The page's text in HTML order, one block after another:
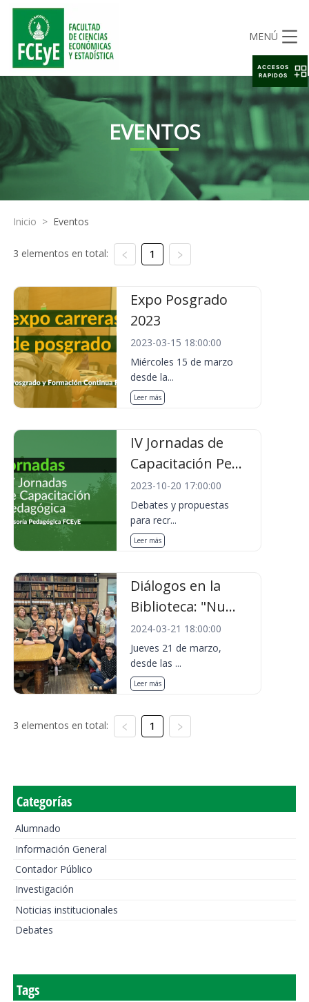
MENÚ
EVENTOS
Inicio > Eventos
3 elementos en total: 1
Expo Posgrado
2023
2023-03-15 18:00:00
Miércoles 15 de marzo
desde la...
Leer más
IV Jornadas de
Capacitación Pe...
2023-10-20 17:00:00
Debates y propuestas
para recr...
Leer más
Diálogos en la
Biblioteca: "Nu...
2024-03-21 18:00:00
Jueves 21 de marzo,
desde las ...
Leer más
3 elementos en total: 1
Categorías
Alumnado
Información General
Contador Público
Investigación
Noticias institucionales
Debates
Tags
ACCESOS
RAPIDOS